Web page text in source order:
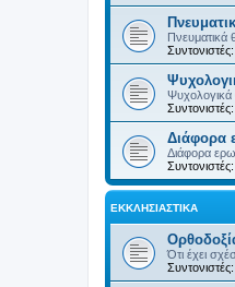
Πνευματικά
Συντονιστές:
Ψυχολογικά
Συντονιστές:
Διάφορα
Διάφορα
Συντονιστές:
ΕΚΚΛΗΣΙΑΣΤΙΚΆ
Ότι έχει
Συντονιστές: